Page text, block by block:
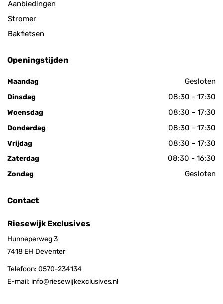
Aanbiedingen
Stromer
Bakfietsen
Openingstijden
Maandag Gesloten
Dinsdag 08:30 - 17:30
Woensdag 08:30 - 17:30
Donderdag 08:30 - 17:30
Vrijdag 08:30 - 17:30
Zaterdag 08:30 - 16:30
Zondag Gesloten
Contact
Riesewijk Exclusives
Hunneperweg 3
7418 EH Deventer
Telefoon: 0570-234134
E-mail: info@riesewijkexclusives.nl